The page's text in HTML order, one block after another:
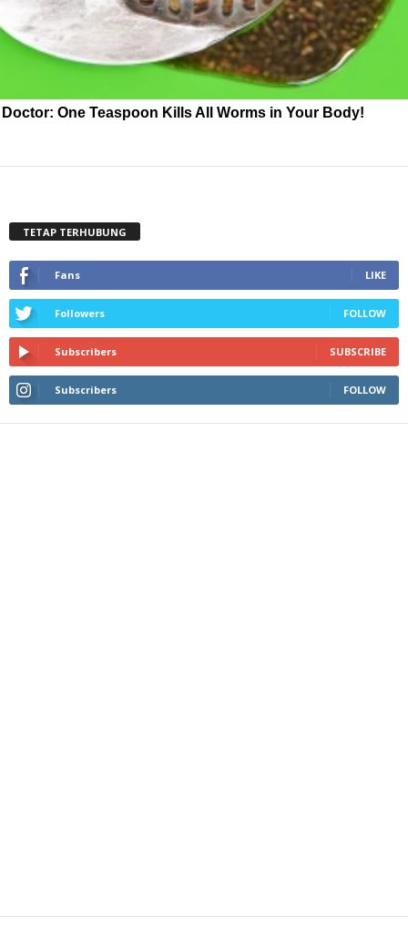
Doctor: One Teaspoon Kills All Worms in Your Body!
TETAP TERHUBUNG
Fans LIKE
Followers FOLLOW
Subscribers SUBSCRIBE
Subscribers FOLLOW